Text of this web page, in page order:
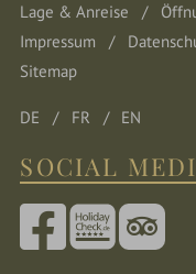
Lage & Anreise
Impressum
Sitemap
DE FR EN
SOCIAL